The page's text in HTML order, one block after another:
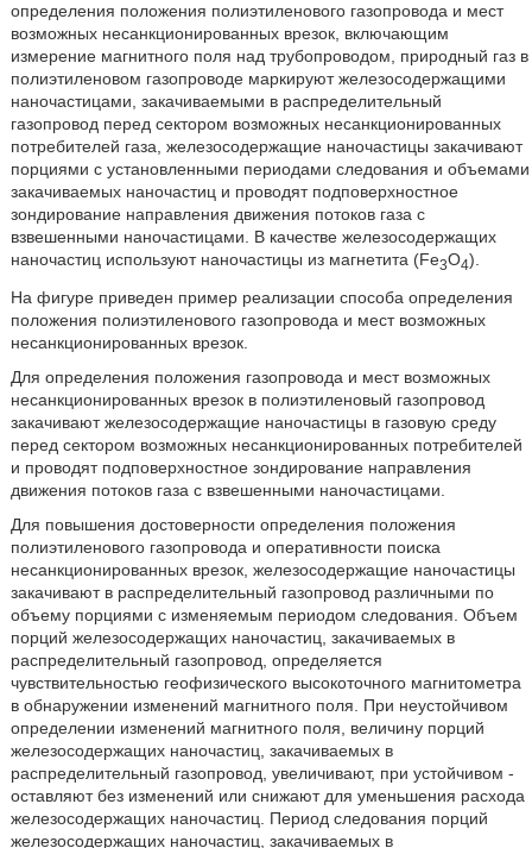
определения положения полиэтиленового газопровода и мест
возможных несанкционированных врезок, включающим
измерение магнитного поля над трубопроводом, природный газ в
полиэтиленовом газопроводе маркируют железосодержащими
наночастицами, закачиваемыми в распределительный
газопровод перед сектором возможных несанкционированных
потребителей газа, железосодержащие наночастицы закачивают
порциями с установленными периодами следования и объемами
закачиваемых наночастиц и проводят подповерхностное
зондирование направления движения потоков газа с
взвешенными наночастицами. В качестве железосодержащих
наночастиц используют наночастицы из магнетита (Fe3O4).
На фигуре приведен пример реализации способа определения
положения полиэтиленового газопровода и мест возможных
несанкционированных врезок.
Для определения положения газопровода и мест возможных
несанкционированных врезок в полиэтиленовый газопровод
закачивают железосодержащие наночастицы в газовую среду
перед сектором возможных несанкционированных потребителей
и проводят подповерхностное зондирование направления
движения потоков газа с взвешенными наночастицами.
Для повышения достоверности определения положения
полиэтиленового газопровода и оперативности поиска
несанкционированных врезок, железосодержащие наночастицы
закачивают в распределительный газопровод различными по
объему порциями с изменяемым периодом следования. Объем
порций железосодержащих наночастиц, закачиваемых в
распределительный газопровод, определяется
чувствительностью геофизического высокоточного магнитометра
в обнаружении изменений магнитного поля. При неустойчивом
определении изменений магнитного поля, величину порций
железосодержащих наночастиц, закачиваемых в
распределительный газопровод, увеличивают, при устойчивом -
оставляют без изменений или снижают для уменьшения расхода
железосодержащих наночастиц. Период следования порций
железосодержащих наночастиц, закачиваемых в